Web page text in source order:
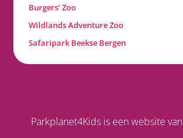
Burgers’ Zoo
Wildlands Adventure Zoo
Safaripark Beekse Bergen
Parkplanet4Kids is een website van